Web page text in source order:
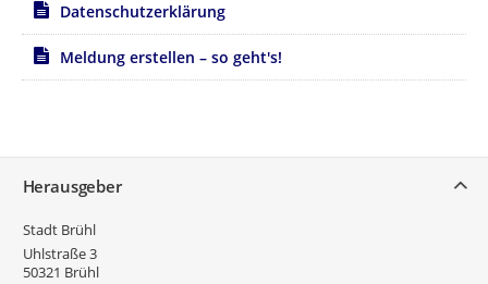
Datenschutzerklärung
Meldung erstellen – so geht's!
Herausgeber
Stadt Brühl
Uhlstraße 3
50321 Brühl